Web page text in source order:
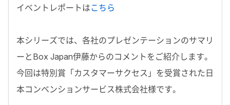
イベントレポートはこちら
本シリーズでは、各社のプレゼンテーションのサマリ
ーとBox Japan伊藤からのコメントをご紹介します。
今回は特別賞「カスタマーサクセス」を受賞された日
本コンベンションサービス株式会社様です。